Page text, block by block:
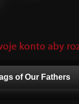
of Our Fathers